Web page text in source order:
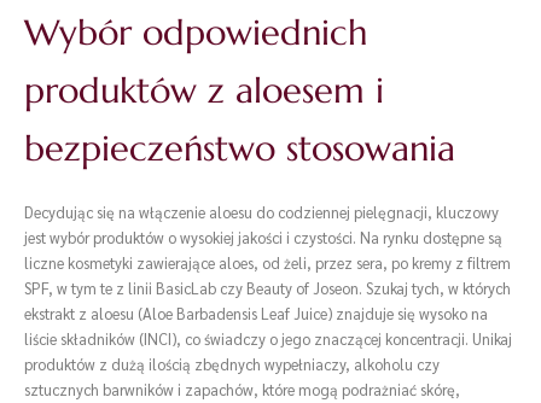
Wybór odpowiednich
produktów z aloesem i
bezpieczeństwo stosowania
Decydując się na włączenie aloesu do codziennej pielęgnacji, kluczowy
jest wybór produktów o wysokiej jakości i czystości. Na rynku dostępne są
liczne kosmetyki zawierające aloes, od żeli, przez sera, po kremy z filtrem
SPF, w tym te z linii BasicLab czy Beauty of Joseon. Szukaj tych, w których
ekstrakt z aloesu (Aloe Barbadensis Leaf Juice) znajduje się wysoko na
liście składników (INCI), co świadczy o jego znaczącej koncentracji. Unikaj
produktów z dużą ilością zbędnych wypełniaczy, alkoholu czy
sztucznych barwników i zapachów, które mogą podrażniać skórę,